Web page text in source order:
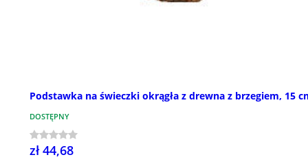
Podstawka na świeczki okrągła z drewna z brzegiem, 15
DOSTĘPNY
zł 44,68